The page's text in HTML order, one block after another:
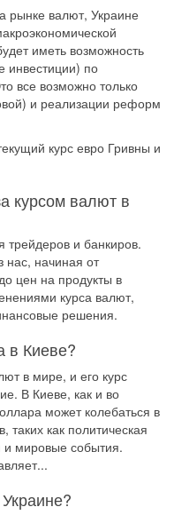
рынке валют, Украине
иметь возможность
по
все возможно только
и реализации реформ
курс евро Гривны и
курсом валют в
трейдеров и банкиров.
нас, начиная от
цен на продукты в
курса валют,
решения.
в Киеве?
в мире, и его курс
В Киеве, как и во
может колебаться в
таких как политическая
и мировые события.